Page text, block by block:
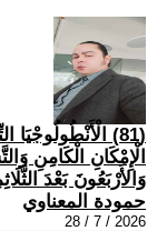
(81)
الْإِمْكَانِ الْكَامِنِ
وَالأَرْبَعُونَ بَعْدَ
حمودة المعناوي
2026 / 7 / 28